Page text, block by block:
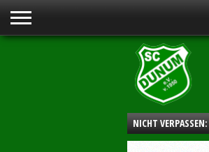
NICHT VERPASSEN: